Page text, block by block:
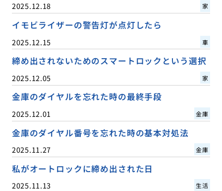
2025.12.18 家
イモビライザーの警告灯が点灯したら
2025.12.15 車
締め出されないためのスマートロックという選択
2025.12.05 家
金庫のダイヤルを忘れた時の最終手段
2025.12.01 金庫
金庫のダイヤル番号を忘れた時の基本対処法
2025.11.27 金庫
私がオートロックに締め出された日
2025.11.13 生活